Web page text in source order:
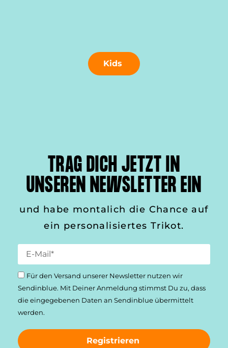
Kids
TRAG DICH JETZT IN
UNSEREN NEWSLETTER EIN
und habe montalich die Chance auf
ein personalisiertes Trikot.
Für den Versand unserer Newsletter nutzen wir
Sendinblue. Mit Deiner Anmeldung stimmst Du zu, dass
die einge­gebenen Daten an Sendinblue übermittelt
werden.
Registrieren